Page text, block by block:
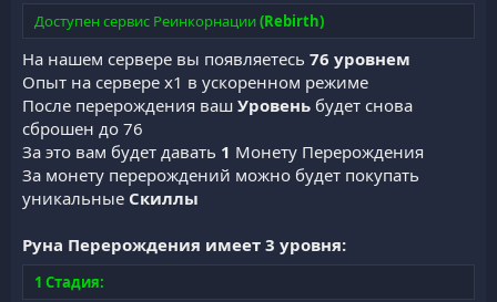
Доступен сервис Реинкорнации(Rebirth)
На нашем сервере вы появляетесь 76 уровнем
Опыт на сервере х1 в ускоренном режиме
После перерождения ваш Уровень будет снова
сброшен до 76
За это вам будет давать 1 Монету Перерождения
За монету перерождений можно будет покупать
уникальные Скиллы
Руна Перерождения имеет 3 уровня:
1 Стадия: